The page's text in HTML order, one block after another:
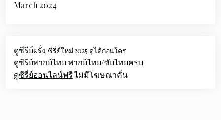
March 2024
ดูซีรีย์ฝรั่ง ซีรี่ย์ใหม่ 2025 ดูได้ก่อนใคร
ดูซีรีย์พากย์ไทย พากย์ไทย/ซับไทยครบ
ดูซีรี่ย์ออนไลน์ฟรีไม่มีโฆษณาคั่น